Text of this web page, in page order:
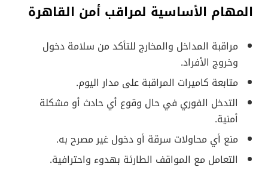
المهام الأساسية لمراقب أمن القاهرة
مراقبة المداخل والمخارج للتأكد من سلامة دخول
وخروج الأفراد.
متابعة كاميرات المراقبة على مدار اليوم.
التدخل الفوري في حال وقوع أي حادث أو مشكلة
أمنية.
منع أي محاولات سرقة أو دخول غير مصرح به.
التعامل مع المواقف الطارئة بهدوء واحترافية.